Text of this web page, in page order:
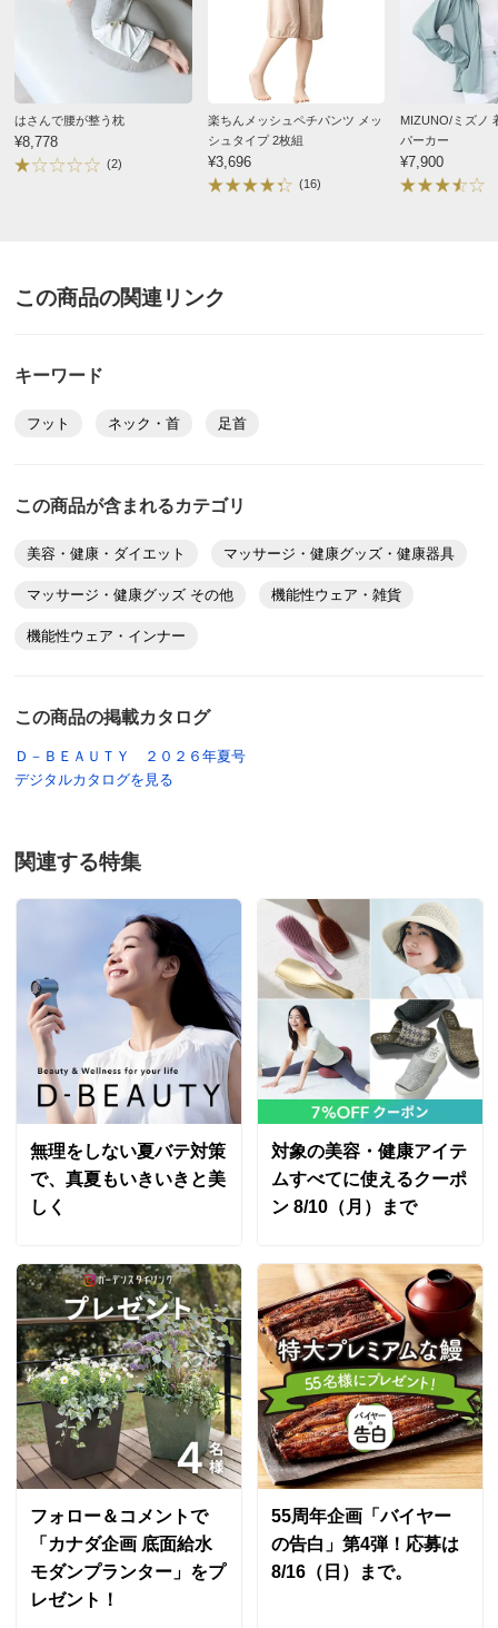
はさんで腰が整う枕
¥8,778
(2)
楽ちんメッシュペチパンツ メッ
シュタイプ 2枚組
¥3,696
(16)
MIZUNO/ミズノ 着る木陰UV
パーカー
¥7,900
この商品の関連リンク
キーワード
フット ネック・首 足首
この商品が含まれるカテゴリ
美容・健康・ダイエット マッサージ・健康グッズ・健康器具
マッサージ・健康グッズ その他 機能性ウェア・雑貨
機能性ウェア・インナー
この商品の掲載カタログ
Ｄ－ＢＥＡＵＴＹ ２０２６年夏号
デジタルカタログを見る
関連する特集
無理をしない夏バテ対策
で、真夏もいきいきと美
しく
対象の美容・健康アイテ
ムすべてに使えるクーポ
ン 8/10（月）まで
フォロー＆コメントで
「カナダ企画 底面給水
モダンプランター」をプ
レゼント！
55周年企画「バイヤー
の告白」第4弾！応募は
8/16（日）まで。